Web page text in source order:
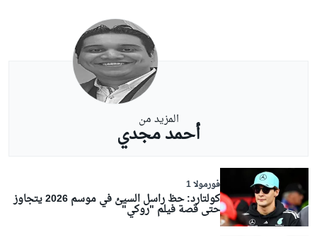
المزيد من
أحمد مجدي
فورمولا 1
كولتارد: حظ راسل السيئ في موسم 2026 يتجاوز
حتى قصة فيلم "روكي"